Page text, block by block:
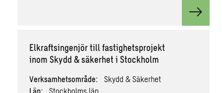
View
Elkraftsingenjör till fastighetsprojekt
inom Skydd & säkerhet i Stockholm
Verksamhetsområde:
Skydd & Säkerhet
Län:
Stockholms län